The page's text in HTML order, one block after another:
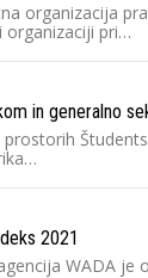
organizacija
organizaciji pri…
in generalno
2021
WADA je